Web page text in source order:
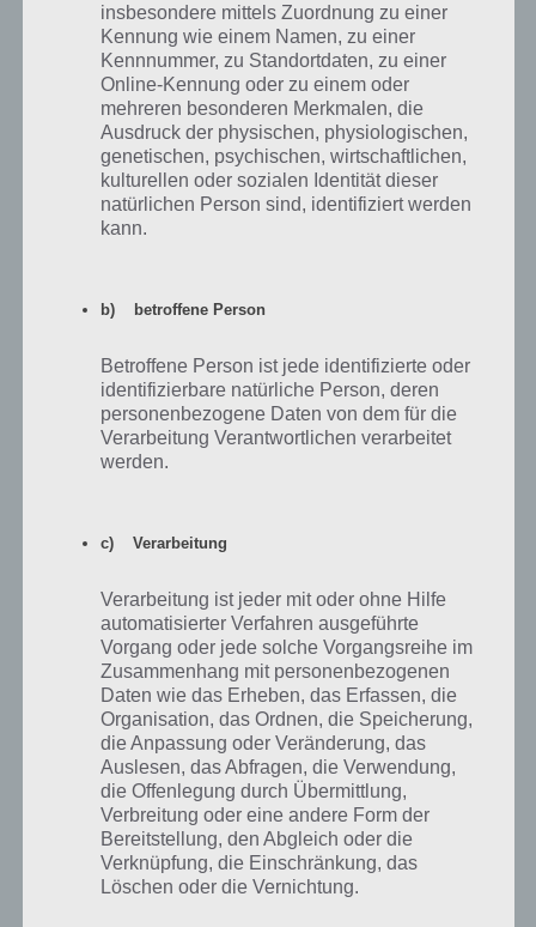
Wann gibt es neue Geschenke?
Aktuell ist es so, dass es nur alle 24 Stunden 5 Geschenke gibt. Die 24
Stunden zählen, nachdem du alle Geschenke verteilt hast. Danach
musst du die 24 Stunden warten und kannst dann wieder
Geschenke bei deinen Nachbarn von Simpsons Springfield verteilen.
Du kannst Geschenke nicht anders bekommen und aktuell auch
sind wichtig
Wieder einmal sehr wichtig sind Freunde und Nachbarn in Simpsons
Springfield. Das Besondere dieses mal: Man kann Geschenke bei
seinen Freunden platzieren, dabei jedoch entscheiden, ob man böse
beachten gilt, erfährst du auch noch in den Tipps und Tricks.
insbesondere mittels Zuordnung zu einer
Kennung wie einem Namen, zu einer
Kennnummer, zu Standortdaten, zu einer
Online-Kennung oder zu einem oder
mehreren besonderen Merkmalen, die
Ausdruck der physischen, physiologischen,
genetischen, psychischen, wirtschaftlichen,
kulturellen oder sozialen Identität dieser
natürlichen Person sind, identifiziert werden
kann.
b) betroffene Person
Betroffene Person ist jede identifizierte oder
identifizierbare natürliche Person, deren
personenbezogene Daten von dem für die
Verarbeitung Verantwortlichen verarbeitet
werden.
c) Verarbeitung
Verarbeitung ist jeder mit oder ohne Hilfe
automatisierter Verfahren ausgeführte
Vorgang oder jede solche Vorgangsreihe im
Zusammenhang mit personenbezogenen
Daten wie das Erheben, das Erfassen, die
Organisation, das Ordnen, die Speicherung,
die Anpassung oder Veränderung, das
Auslesen, das Abfragen, die Verwendung,
die Offenlegung durch Übermittlung,
Verbreitung oder eine andere Form der
Bereitstellung, den Abgleich oder die
Verknüpfung, die Einschränkung, das
Löschen oder die Vernichtung.